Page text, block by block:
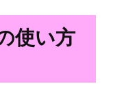
使い方